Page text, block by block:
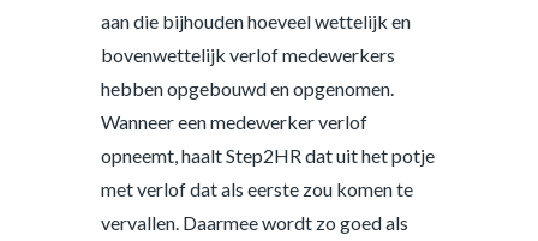
aan die bijhouden hoeveel wettelijk en
bovenwettelijk verlof medewerkers
hebben opgebouwd en opgenomen.
Wanneer een medewerker verlof
opneemt, haalt Step2HR dat uit het potje
met verlof dat als eerste zou komen te
vervallen. Daarmee wordt zo goed als